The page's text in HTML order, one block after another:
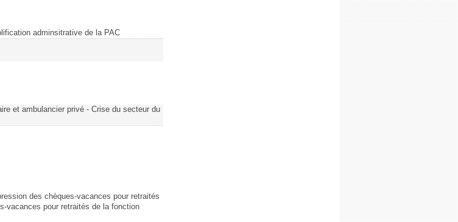
adminsitrative de la PAC
et ambulancier privé - Crise du secteur du
des chèques-vacances pour retraités
vacances pour retraités de la fonction